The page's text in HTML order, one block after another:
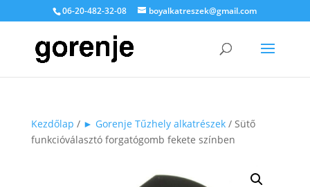
06-20-482-32-08 boyalkatreszek@gmail.com
Kezdőlap / ► Gorenje Tűzhely alkatrészek/ Sütő
funkcióválasztó forgatógomb fekete színben